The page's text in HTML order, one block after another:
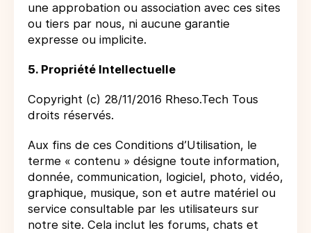
une approbation ou association avec ces sites
ou tiers par nous, ni aucune garantie
expresse ou implicite.
5. Propriété Intellectuelle
Copyright (c) 28/11/2016 Rheso.Tech Tous
droits réservés.
Aux fins de ces Conditions d’Utilisation, le
terme « contenu » désigne toute information,
donnée, communication, logiciel, photo, vidéo,
graphique, musique, son et autre matériel ou
service consultable par les utilisateurs sur
notre site. Cela inclut les forums, chats et